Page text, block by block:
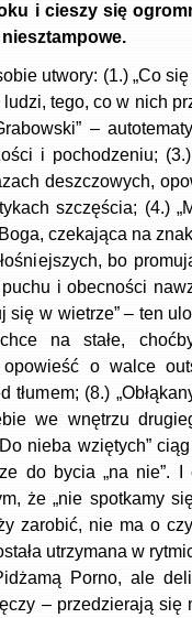
i cieszy się
utwory: (1.) „Co się
tego, co w nich
–
i pochodzeniu; (3.)
deszczowych,
szczęścia; (4.)
czekająca na znak
bo
i obecności
się w wietrze” – ten
na stałe,
opowieść o walce
(8.)
we wnętrzu
nieba wziętych”
do bycia „na nie”. I
że „nie spotkamy
zarobić, nie ma o
utrzymana w
Porno, ale
– przedzierają się